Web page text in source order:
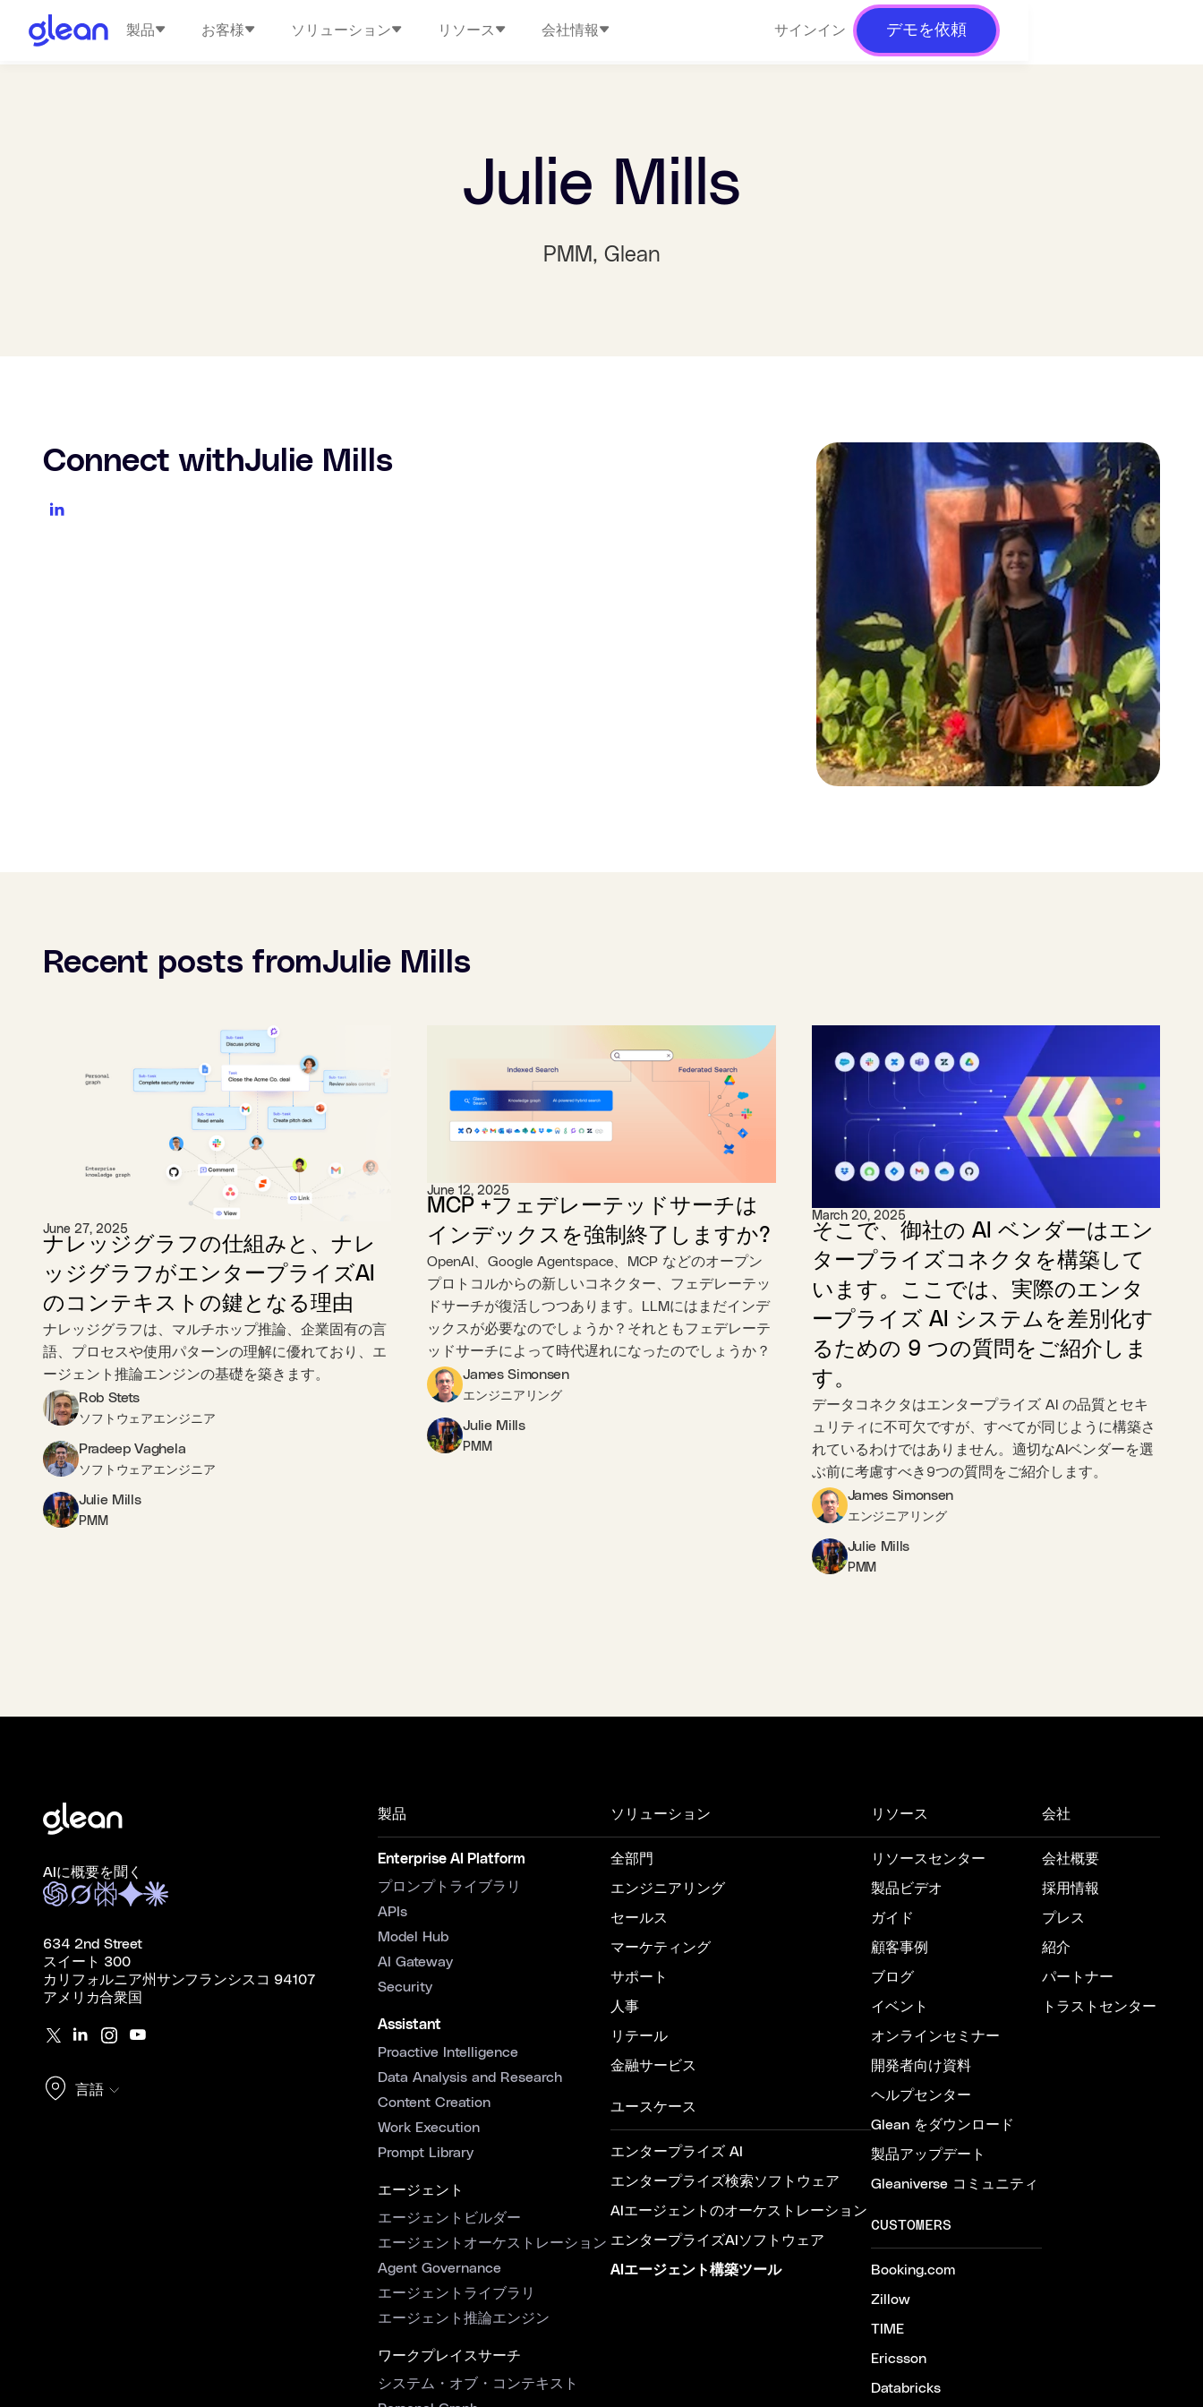
製品 お客様 ソリューション リソース 会社情報 サインイン デモを依頼
Julie Mills
PMM , Glean
Connect withJulie Mills
Recent posts fromJulie Mills
June 27, 2025
ナレッジグラフの仕組みと、ナレ
ッジグラフがエンタープライズAI
のコンテキストの鍵となる理由
ナレッジグラフは、マルチホップ推論、企業固有の言
語、プロセスや使用パターンの理解に優れており、エ
ージェント推論エンジンの基礎を築きます。
Rob Stets
ソフトウェアエンジニア
Pradeep Vaghela
ソフトウェアエンジニア
Julie Mills
PMM
June 12, 2025
MCP +フェデレーテッドサーチは
インデックスを強制終了しますか?
OpenAI、Google Agentspace、MCP などのオープン
プロトコルからの新しいコネクター、フェデレーテッ
ドサーチが復活しつつあります。LLMにはまだインデ
ックスが必要なのでしょうか？それともフェデレーテ
ッドサーチによって時代遅れになったのでしょうか？
James Simonsen
エンジニアリング
Julie Mills
PMM
March 20, 2025
そこで、御社の AI ベンダーはエン
タープライズコネクタを構築して
います。ここでは、実際のエンタ
ープライズ AI システムを差別化す
るための 9 つの質問をご紹介しま
す。
データコネクタはエンタープライズ AI の品質とセキ
ュリティに不可欠ですが、すべてが同じように構築さ
れているわけではありません。適切なAIベンダーを選
ぶ前に考慮すべき9つの質問をご紹介します。
James Simonsen
エンジニアリング
Julie Mills
PMM
AIに概要を聞く
634 2nd Street
スイート 300
カリフォルニア州サンフランシスコ 94107
アメリカ合衆国
言語
製品
Enterprise AI Platform
プロンプトライブラリ
APIs
Model Hub
AI Gateway
Security
Assistant
Proactive Intelligence
Data Analysis and Research
Content Creation
Work Execution
Prompt Library
エージェント
エージェントビルダー
エージェントオーケストレーション
Agent Governance
エージェントライブラリ
エージェント推論エンジン
ワークプレイスサーチ
システム・オブ・コンテキスト
ソリューション
全部門
エンジニアリング
セールス
マーケティング
サポート
人事
リテール
金融サービス
ユースケース
エンタープライズ AI
エンタープライズ検索ソフトウェア
AIエージェントのオーケストレーション
エンタープライズAIソフトウェア
AIエージェント構築ツール
リソース
リソースセンター
製品ビデオ
ガイド
顧客事例
ブログ
イベント
オンラインセミナー
開発者向け資料
ヘルプセンター
Glean をダウンロード
製品アップデート
Gleaniverse コミュニティ
CUSTOMERS
Booking.com
Zillow
TIME
Ericsson
Databricks
会社
会社概要
採用情報
プレス
紹介
パートナー
トラストセンター